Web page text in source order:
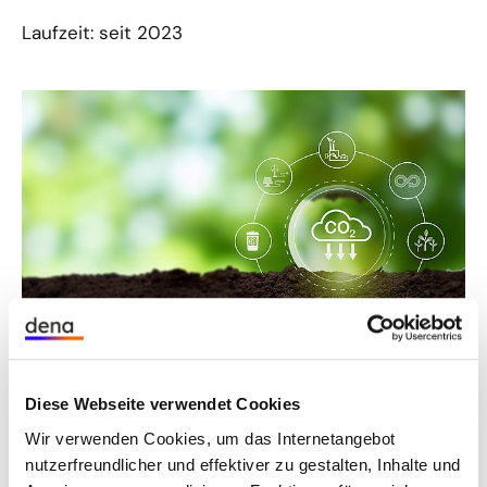
Diese Webseite verwendet Cookies
Wir verwenden Cookies, um das Internetangebot
nutzerfreundlicher und effektiver zu gestalten, Inhalte und
Laufzeit: seit 2023
Allen maßgeblichen Klimaneutralitätsstudien
zufolge wird das Erreichen der